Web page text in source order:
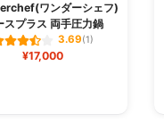
ワンダーシェフ)
スプラス 両手圧力鍋
3.69(1)
¥17,000